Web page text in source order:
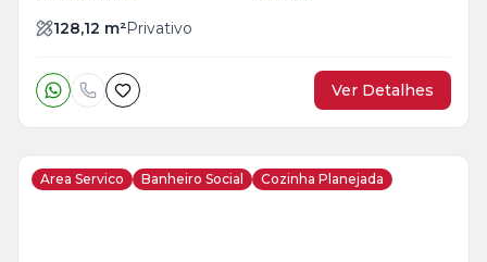
128,12 m²Privativo
Ver Detalhes
Area Servico Banheiro Social Cozinha Planejada